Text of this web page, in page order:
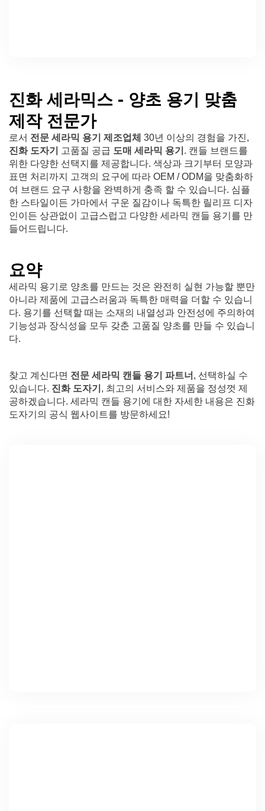
진화 세라믹스 - 양초 용기 맞춤
제작 전문가
로서 전문 세라믹 용기 제조업체 30년 이상의 경험을 가진,
진화 도자기
고품질 공급 도매 세라믹 용기 . 캔들 브랜드를
위한 다양한 선택지를 제공합니다. 색상과 크기부터 모양과
표면 처리까지 고객의 요구에 따라 OEM / ODM을 맞춤화하
여 브랜드 요구 사항을 완벽하게 충족 할 수 있습니다. 심플
한 스타일이든 가마에서 구운 질감이나 독특한 릴리프 디자
인이든 상관없이 고급스럽고 다양한 세라믹 캔들 용기를 만
들어드립니다.
요약
세라믹 용기로 양초를 만드는 것은 완전히 실현 가능할 뿐만
아니라 제품에 고급스러움과 독특한 매력을 더할 수 있습니
다. 용기를 선택할 때는 소재의 내열성과 안전성에 주의하여
기능성과 장식성을 모두 갖춘 고품질 양초를 만들 수 있습니
다.
찾고 계신다면 전문 세라믹 캔들 용기 파트너 , 선택하실 수
있습니다. 진화 도자기 , 최고의 서비스와 제품을 정성껏 제
공하겠습니다. 세라믹 캔들 용기에 대한 자세한 내용은 진화
도자기의 공식 웹사이트를 방문하세요!